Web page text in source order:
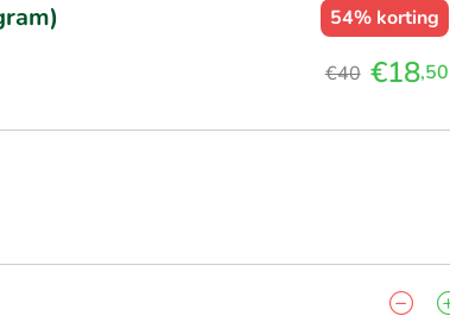
54% korting
€40 €18,50